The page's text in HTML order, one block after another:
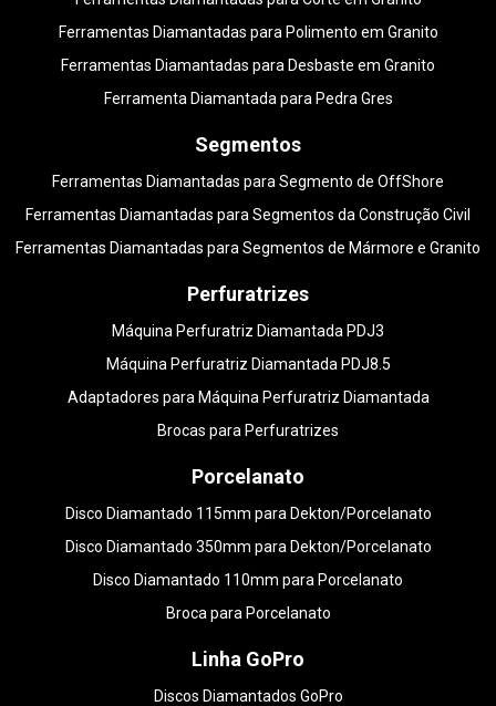
Ferramentas Diamantadas para Polimento em Granito
Ferramentas Diamantadas para Desbaste em Granito
Ferramenta Diamantada para Pedra Gres
Segmentos
Ferramentas Diamantadas para Segmento de OffShore
Ferramentas Diamantadas para Segmentos da Construção Civil
Ferramentas Diamantadas para Segmentos de Mármore e Granito
Perfuratrizes
Máquina Perfuratriz Diamantada PDJ3
Máquina Perfuratriz Diamantada PDJ8.5
Adaptadores para Máquina Perfuratriz Diamantada
Brocas para Perfuratrizes
Porcelanato
Disco Diamantado 115mm para Dekton/Porcelanato
Disco Diamantado 350mm para Dekton/Porcelanato
Disco Diamantado 110mm para Porcelanato
Broca para Porcelanato
Linha GoPro
Discos Diamantados GoPro